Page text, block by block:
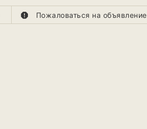
report Пожаловаться на объявление